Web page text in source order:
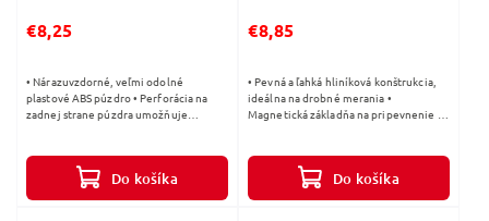
€8,25
Do košíka
• Nárazuvzdorné, veľmi odolné
plastové ABS púzdro • Perforácia na
zadnej strane púzdra umožňuje
zvýšenie...
€8,85
Do košíka
• Pevná a ľahká hliníková konštrukcia,
ideálna na drobné merania •
Magnetická základňa na pripevnenie ku